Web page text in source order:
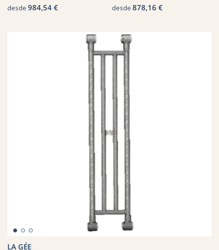
desde 984,54 € desde 878,16 €
LA GÉE